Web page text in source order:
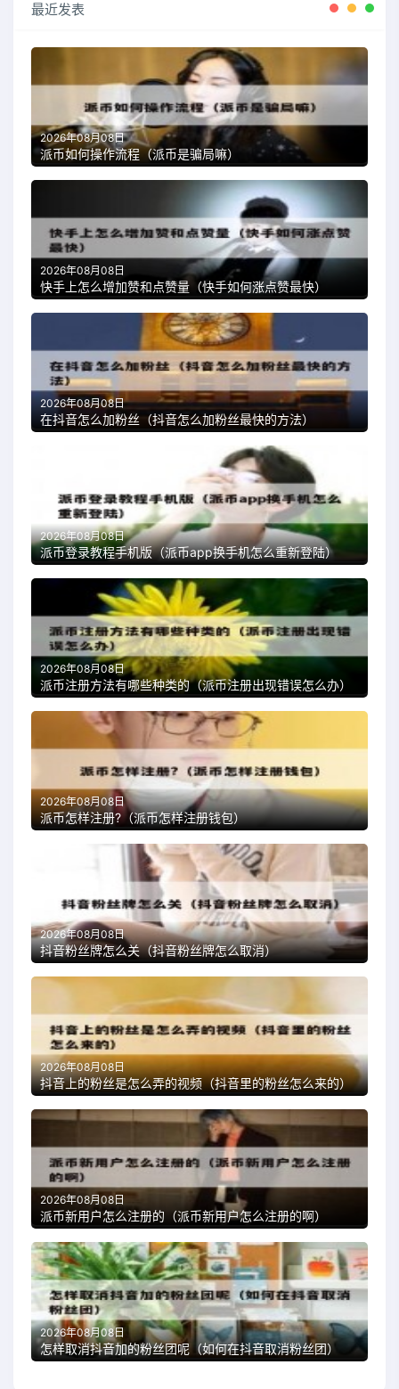
最近发表
2026年08月08日
派币如何操作流程（派币是骗局嘛）
2026年08月08日
快手上怎么增加赞和点赞量（快手如何涨点赞最快）
2026年08月08日
在抖音怎么加粉丝（抖音怎么加粉丝最快的方法）
2026年08月08日
派币登录教程手机版（派币app换手机怎么重新登陆）
2026年08月08日
派币注册方法有哪些种类的（派币注册出现错误怎么办）
2026年08月08日
派币怎样注册?（派币怎样注册钱包）
2026年08月08日
抖音粉丝牌怎么关（抖音粉丝牌怎么取消）
2026年08月08日
抖音上的粉丝是怎么弄的视频（抖音里的粉丝怎么来的）
2026年08月08日
派币新用户怎么注册的（派币新用户怎么注册的啊）
2026年08月08日
怎样取消抖音加的粉丝团呢（如何在抖音取消粉丝团）